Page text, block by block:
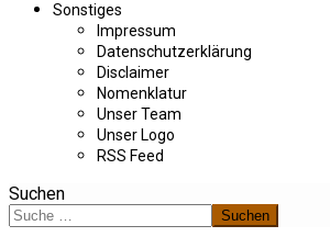
Sonstiges
Impressum
Datenschutzerklärung
Disclaimer
Nomenklatur
Unser Team
Unser Logo
RSS Feed
Suchen
Suchen